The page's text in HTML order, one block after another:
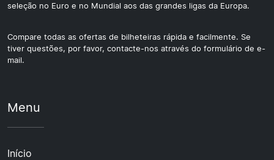
seleção no Euro e no Mundial aos das grandes ligas da Europa.
Compare todas as ofertas de bilheteiras rápida e facilmente. Se
tiver questões, por favor, contacte-nos através do formulário de e-
mail.
Menu
Início